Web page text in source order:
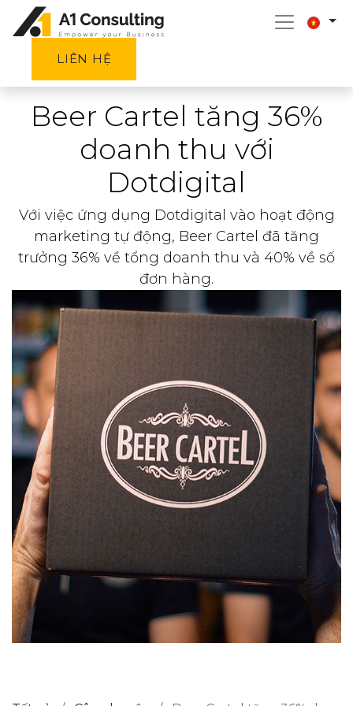
LIÊN HỆ
Beer Cartel tăng 36%
doanh thu với
Dotdigital
Với việc ứng dụng Dotdigital vào hoạt động
marketing tự động, Beer Cartel đã tăng
trưởng 36% về tổng doanh thu và 40% về số
đơn hàng.